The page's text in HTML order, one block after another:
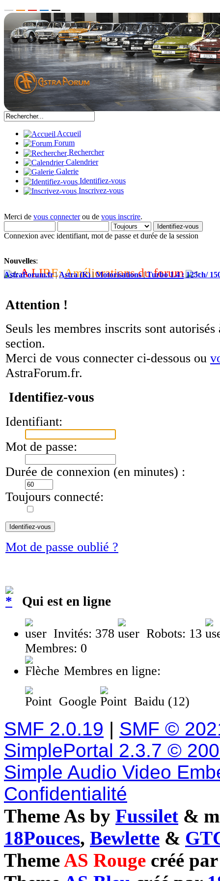
Accueil
Forum
Rechercher
Calendrier
Galerie
Identifiez-vous
Inscrivez-vous
Merci de vous connecterou de vous inscrire.
Connexion avec identifiant, mot de passe et durée de la session
Nouvelles:
A LIRE: Améliorations du forum
AstraForum.fr|Astra (K)|Motorisations|Turbo 1.4 : 125ch/
Attention !
Seuls les membres inscrits sont autorisés
section.
Merci de vous connecter ci-dessous ou
AstraForum.fr.
Identifiez-vous
Identifiant:
Mot de passe:
Durée de connexion (en minutes) :
Toujours connecté:
Mot de passe oublié ?
Qui est en ligne
Invités: 378
Robots: 13
Membres: 0
Membres en ligne:
Google Baidu (12)
SMF 2.0.19 | SMF ©
SimplePortal 2.3.7 ©
Simple Audio Video
Confidentialité
Theme As by Fussilet &
18Pouces, Bewlette &
ThemeAS Rouge créé